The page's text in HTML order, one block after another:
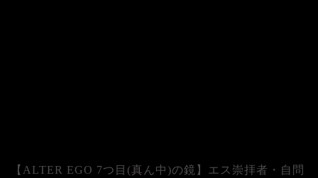
【ALTER EGO 7つ目(真ん中)の鏡】エス崇拝者・自問